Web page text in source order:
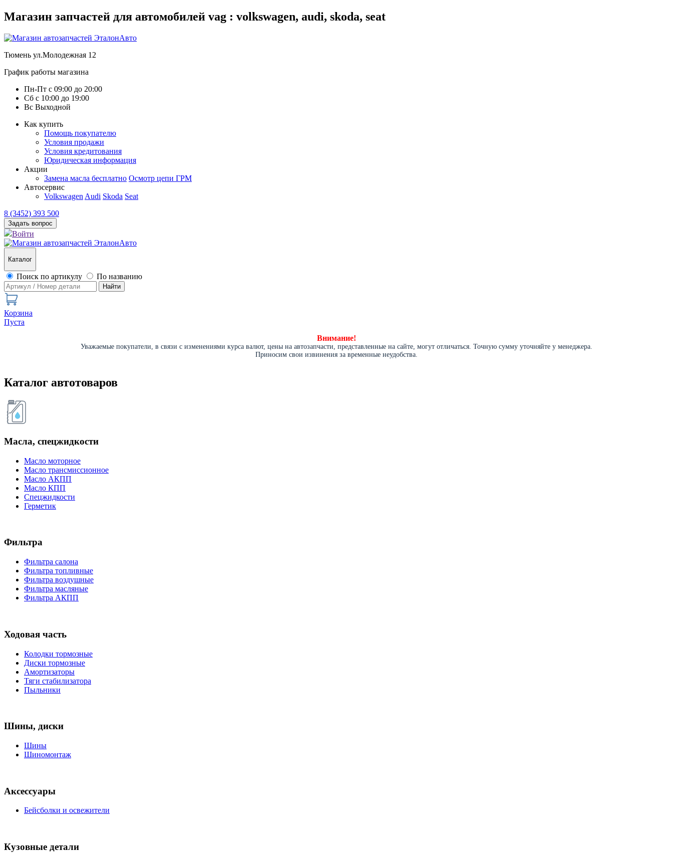
Магазин запчастей для автомобилей vag : volkswagen, audi, skoda, seat
Тюмень ул.Молодежная 12
График работы магазина
Пн-Пт с 09:00 до 20:00
Сб с 10:00 до 19:00
Вс Выходной
Как купить
Помощь покупателю
Условия продажи
Условия кредитования
Юридическая информация
Акции
Замена масла бесплатно Осмотр цепи ГРМ
Автосервис
Volkswagen Audi Skoda Seat
8 (3452) 393 500
Задать вопрос
Войти
Каталог
Поиск по артикулу По названию
Найти
Корзина
Пуста
Внимание!
Уважаемые покупатели, в связи с изменениями курса валют, цены на автозапчасти, представленные на сайте, могут отличаться. Точную сумму уточняйте у менеджера.
Приносим свои извинения за временные неудобства.
Каталог автотоваров
Масла, спецжидкости
Масло моторное
Масло трансмиссионное
Масло АКПП
Масло КПП
Спецжидкости
Герметик
Фильтра
Фильтра салона
Фильтра топливные
Фильтра воздушные
Фильтра масляные
Фильтра АКПП
Ходовая часть
Колодки тормозные
Диски тормозные
Амортизаторы
Тяги стабилизатора
Пыльники
Шины, диски
Шины
Шиномонтаж
Аксессуары
Бейсболки и освежители
Кузовные детали